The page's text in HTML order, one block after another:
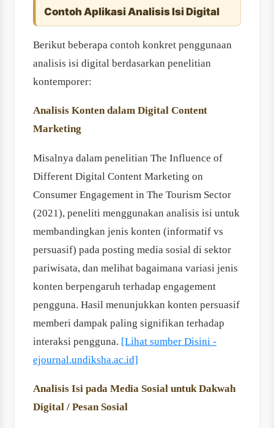
Contoh Aplikasi Analisis Isi Digital
Berikut beberapa contoh konkret penggunaan
analisis isi digital berdasarkan penelitian
kontemporer:
Analisis Konten dalam Digital Content
Marketing
Misalnya dalam penelitian The Influence of
Different Digital Content Marketing on
Consumer Engagement in The Tourism Sector
(2021), peneliti menggunakan analisis isi untuk
membandingkan jenis konten (informatif vs
persuasif) pada posting media sosial di sektor
pariwisata, dan melihat bagaimana variasi jenis
konten berpengaruh terhadap engagement
pengguna. Hasil menunjukkan konten persuasif
memberi dampak paling signifikan terhadap
interaksi pengguna. [Lihat sumber Disini -
ejournal.undiksha.ac.id]
Analisis Isi pada Media Sosial untuk Dakwah
Digital / Pesan Sosial